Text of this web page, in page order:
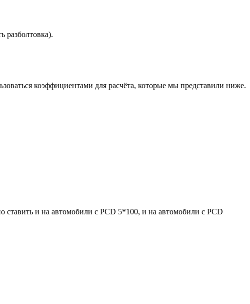
разболтовка).
коэффициентами для расчёта, которые мы представили ниже.
и на автомобили с PCD 5*100, и на автомобили с PCD